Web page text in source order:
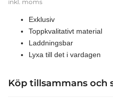
inkl. moms
Exklusiv
Toppkvalitativt material
Laddningsbar
Lyxa till det i vardagen
Köp tillsammans och